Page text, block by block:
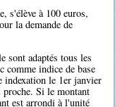
s'élève à 100 euros,
la demande de
sont adaptés tous les
indice de base
le 1er janvier
Si le montant
est arrondi à l'unité